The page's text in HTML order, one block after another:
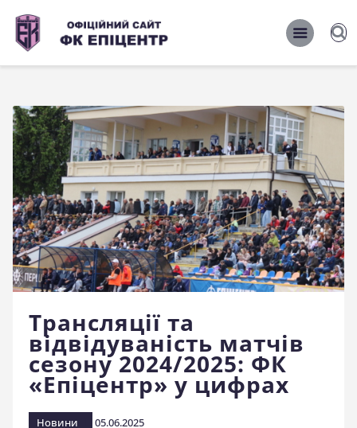
ОФІЦІЙНИЙ САЙТ ФК ЕПІЦЕНТР
ОФІЦІЙНИЙ САЙТ ФК ЕПІЦЕНТР
Головна
Новини
Команда
Матчі 2026/2027
Фото
Історія
Клуб
Фан-шоп
Правила поведінки на
стадіоні
Трансляції та
відвідуваність матчів
сезону 2024/2025: ФК
«Епіцентр» у цифрах
Новини 05.06.2025